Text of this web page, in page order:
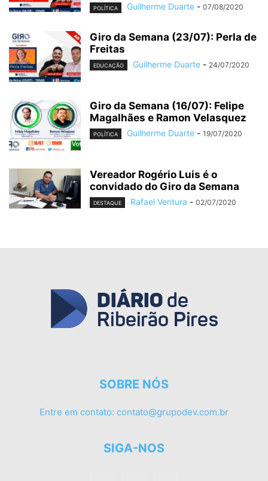
POLÍTICA Guilherme Duarte - 07/08/2020
Giro da Semana (23/07): Perla de
Freitas
EDUCAÇÃO Guilherme Duarte - 24/07/2020
Giro da Semana (16/07): Felipe
Magalhães e Ramon Velasquez
POLÍTICA Guilherme Duarte - 19/07/2020
Vereador Rogério Luis é o
convidado do Giro da Semana
DESTAQUE Rafael Ventura - 02/07/2020
SOBRE NÓS
Entre em contato: contato@grupodev.com.br
SIGA-NOS